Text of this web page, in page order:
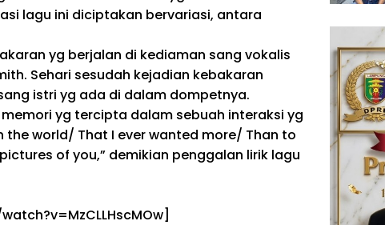
lagu ini diciptakan bervariasi, antara
yg berjalan di kediaman sang vokalis
Sehari sesudah kejadian kebakaran
istri yg ada di dalam dompetnya.
memori yg tercipta dalam sebuah interaksi yg
the world/ That I ever wanted more/ Than to
of you,” demikian penggalan lirik lagu